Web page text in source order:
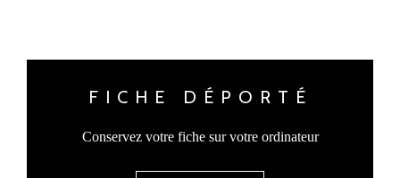
FICHE DÉPORTÉ
Conservez votre fiche sur votre ordinateur